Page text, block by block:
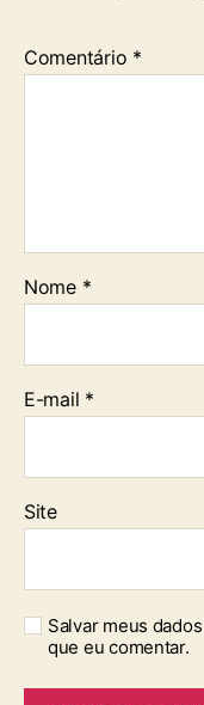
Comentário *
Nome *
E-mail *
Site
Salvar meus
que eu comentar.